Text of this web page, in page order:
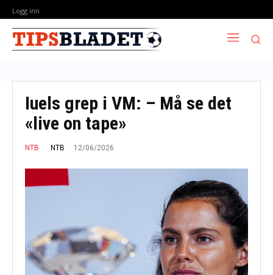
Logg inn
Iuels grep i VM: – Må se det
«live on tape»
NTB NTB 12/06/2026